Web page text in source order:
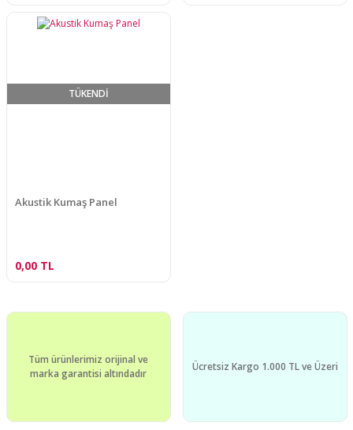
TÜKENDİ
Akustik Kumaş Panel
0,00 TL
Tüm ürünlerimiz orijinal ve
marka garantisi altındadır
Ücretsiz Kargo 1.000 TL ve Üzeri